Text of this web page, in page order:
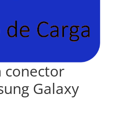
conector
Galaxy